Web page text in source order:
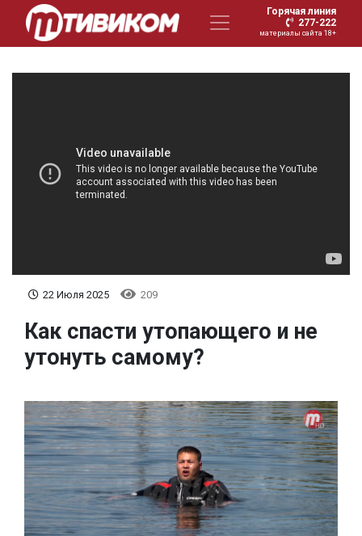
Горячая линия
277-222
материалы сайта 18+
22 Июля 2025 209
Как спасти утопающего и не
утонуть самому?